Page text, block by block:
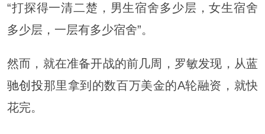
“打探得一清二楚，男生宿舍多少层，女生宿舍
多少层，一层有多少宿舍”。
然而，就在准备开战的前几周，罗敏发现，从蓝
驰创投那里拿到的数百万美金的A轮融资，就快
花完。